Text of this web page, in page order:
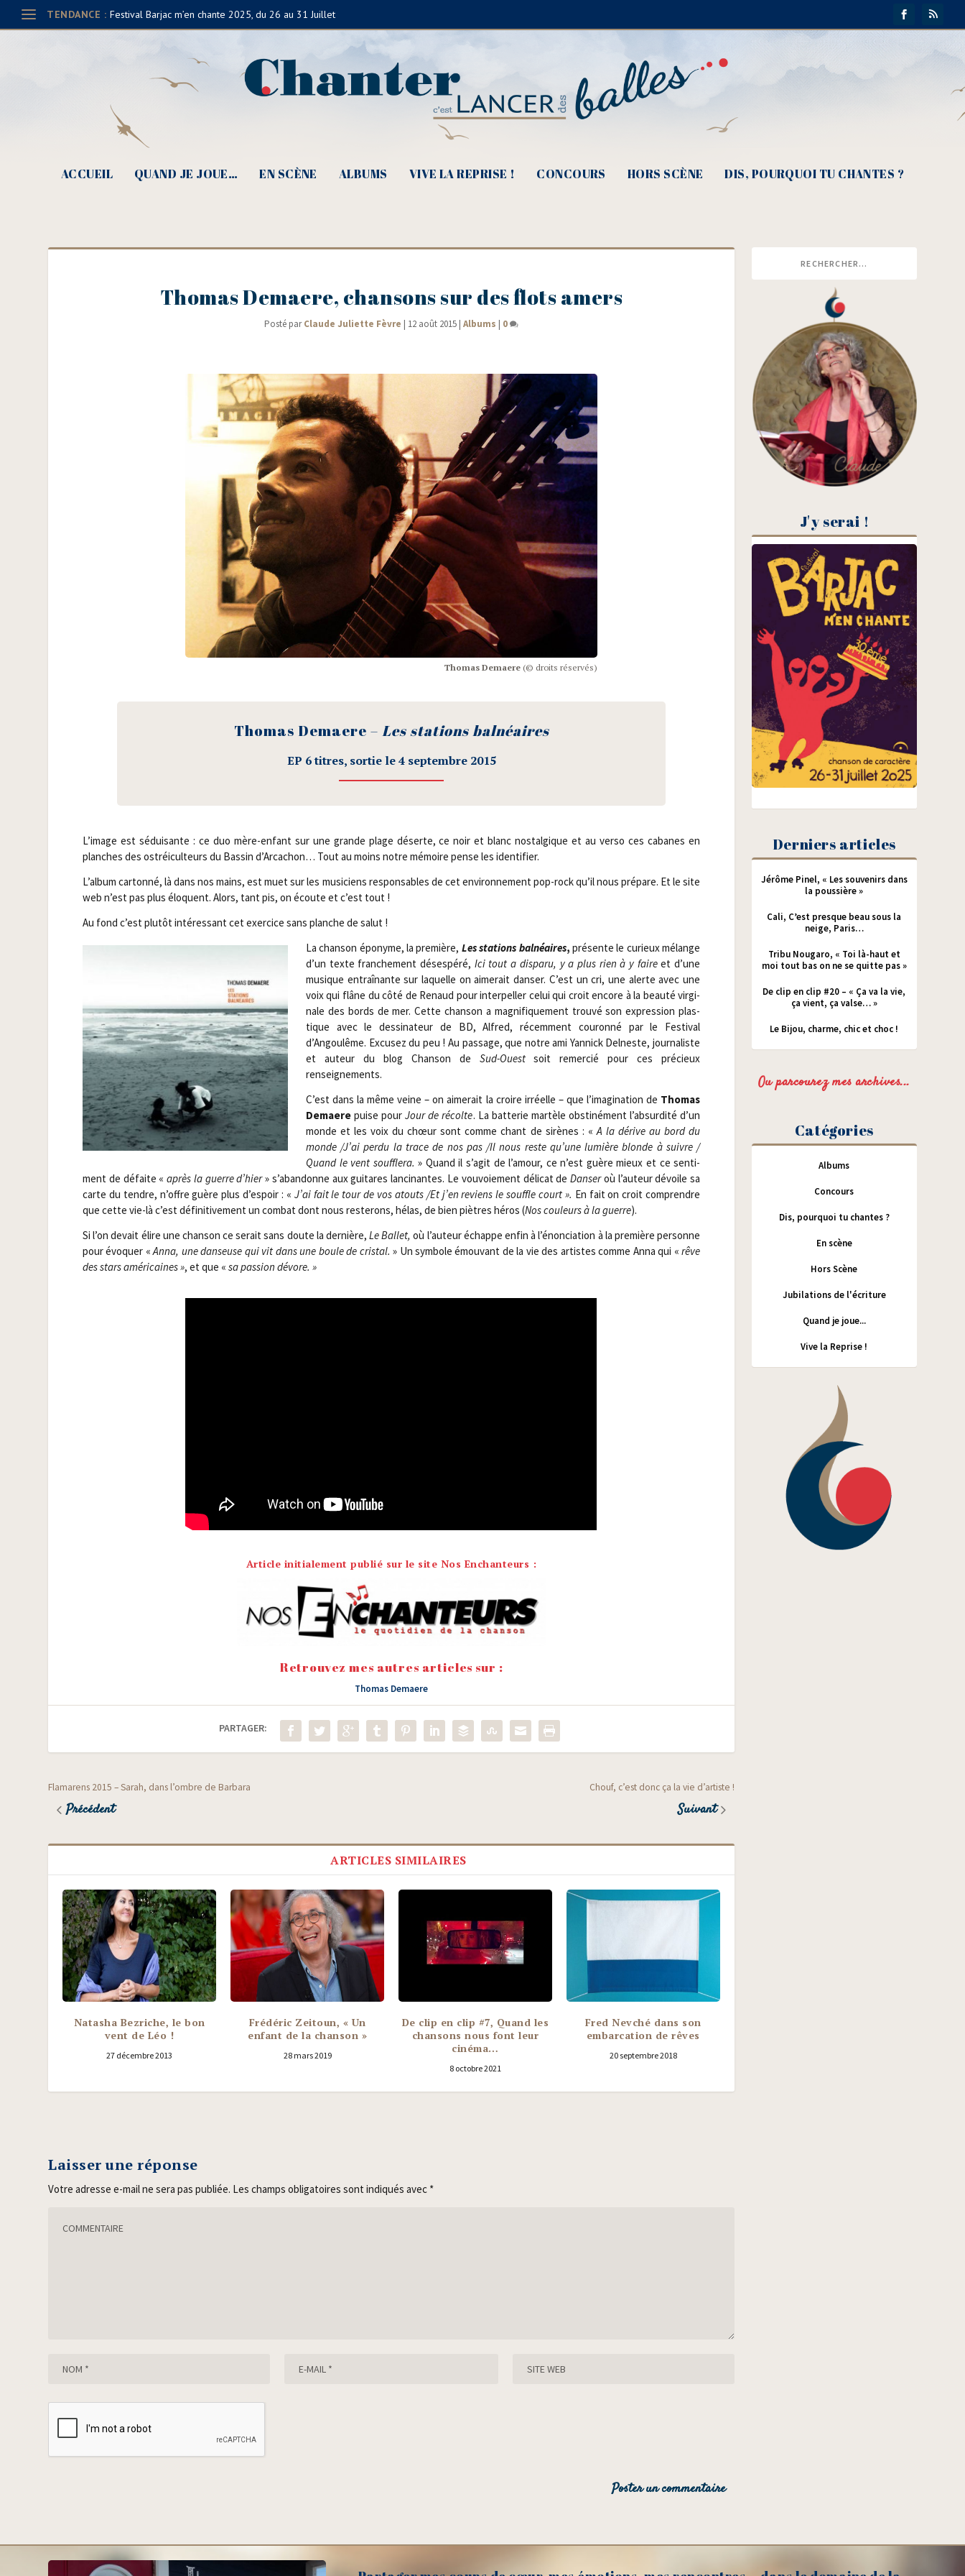
TENDANCE : Festival Barjac m’en chante 2025, du 26 au 31 Juillet
ACCUEIL QUAND JE JOUE… EN SCÈNE ALBUMS VIVE LA REPRISE ! CONCOURS HORS SCÈNE DIS, POURQUOI TU CHANTES ?
Thomas Demaere, chansons sur des flots amers
Posté parClaude Juliette Fèvre | 12 août 2015 |Albums | 0
Tho­mas Demaere(© droits réservés)
Tho­mas Demaere – Les sta­tions balnéaires
EP 6 titres, sor­tie le 4 sep­tembre 2015
L’image est sédui­sante : ce duo mère-enfant sur une grande plage déserte, ce noir et blanc nos­tal­gique et au ver­so ces cabanes en
planches des ostréi­cul­teurs du Bas­sin d’Arcachon… Tout au moins notre mémoire pense les identifier.
L’album car­ton­né, là dans nos mains, est muet sur les musi­ciens res­pon­sables de cet envi­ron­ne­ment pop-rock qu’il nous pré­pare. Et le site
web n’est pas plus élo­quent. Alors, tant pis, on écoute et c’est tout !
Au fond c’est plu­tôt inté­res­sant cet exer­cice sans planche de salut !
La chan­son épo­nyme, la pre­mière, Les sta­tions bal­néaires, pré­sente le curieux mélange
d’un texte fran­che­ment déses­pé­ré, Ici tout a dis­pa­ru, y a plus rien à y faireet d’une
musique entraî­nante sur laquelle on aime­rait dan­ser. C’est un cri, une alerte avec une
voix qui flâne du côté de Renaud pour inter­pel­ler celui qui croit encore à la beau­té vir­gi­
nale des bords de mer. Cette chan­son a magni­fi­que­ment trou­vé son expres­sion plas­
tique avec le des­si­na­teur de BD, Alfred, récem­ment cou­ron­né par le Fes­ti­val
d’Angoulême. Excu­sez du peu ! Au pas­sage, que notre ami Yan­nick Del­neste, jour­na­liste
et auteur du blog Chan­son de Sud-Ouestsoit remer­cié pour ces pré­cieux
renseignements.
C’est dans la même veine – on aime­rait la croire irréelle – que l’imagination de Tho­mas
Demaerepuise pourJour de récolte. La bat­te­rie mar­tèle obs­ti­né­ment l’absurdité d’un
monde et les voix du chœur sont comme chant de sirènes : « A la dérive au bord du
monde /​J’ai per­du la trace de nos pas /​Il nous reste qu’une lumière blonde à suivre /​
Quand le vent souf­fle­ra. » Quand il s’agit de l’amour, ce n’est guère mieux et ce sen­ti­
ment de défaite «après la guerre d’hier» s’abandonne aux gui­tares lan­ci­nantes. Le vou­voie­ment déli­cat deDan­seroù l’auteur dévoile sa
carte du tendre, n’offre guère plus d’espoir : « J’ai fait le tour de vos atouts /​Et j’en reviens le souffle court ». En fait on croit com­prendre
que cette vie-là c’est défi­ni­ti­ve­ment un com­bat dont nous res­te­rons, hélas, de bien piètres héros (Nos cou­leurs à la guerre).
Si l’on devait élire une chan­son ce serait sans doute la der­nière,Le Bal­let, où l’auteur échappe enfin à l’énonciation à la pre­mière per­sonne
pour évo­quer «Anna, une dan­seuse qui vit dans une boule de cris­tal. » Un sym­bole émou­vant de la vie des artistes comme Anna qui «rêve
des stars amé­ri­caines », et que « sa pas­sion dévore. »
Article initialement publié sur le site Nos Enchanteurs :
Retrouvez mes autres articles sur :
Thomas Demaere
PARTAGER:
Flamarens 2015 – Sarah, dans l’ombre de Barbara
Précédent
Chouf, c’est donc ça la vie d’artiste !
Suivant
ARTICLES SIMILAIRES
Natasha Bezriche, le bon
vent de Léo !
27 décembre 2013
Frédéric Zeitoun, « Un
enfant de la chanson »
28 mars 2019
De clip en clip #7, Quand les
chansons nous font leur
cinéma…
8 octobre 2021
Fred Nevché dans son
embarcation de rêves
20 septembre 2018
Laisser une réponse
Votre adresse e-mail ne sera pas publiée. Les champs obligatoires sont indiqués avec *
J'y serai !
Derniers articles
Jérôme Pinel, « Les souvenirs dans
la poussière »
Cali, C’est presque beau sous la
neige, Paris…
Tribu Nougaro, « Toi là-haut et
moi tout bas on ne se quitte pas »
De clip en clip #20 – « Ça va la vie,
ça vient, ça valse… »
Le Bijou, charme, chic et choc !
Ou parcourez mes archives...
Catégories
Albums
Concours
Dis, pourquoi tu chantes ?
En scène
Hors Scène
Jubilations de l'écriture
Quand je joue...
Vive la Reprise !